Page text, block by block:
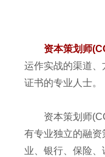
资本策划师
运作实战的渠道
证书的专业人士。
资本策划师
有专业独立的融
业、银行、保险